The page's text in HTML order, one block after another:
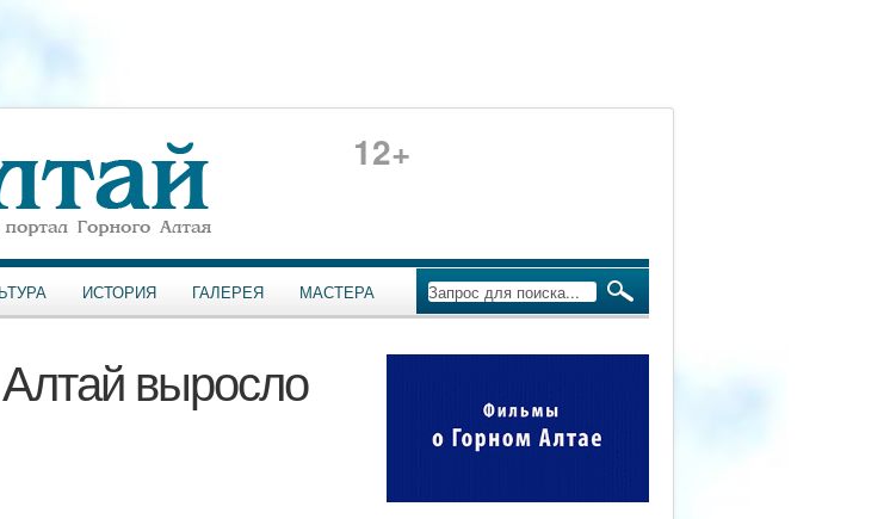
12+
ИСТОРИЯ ГАЛЕРЕЯ МАСТЕРА
выросло